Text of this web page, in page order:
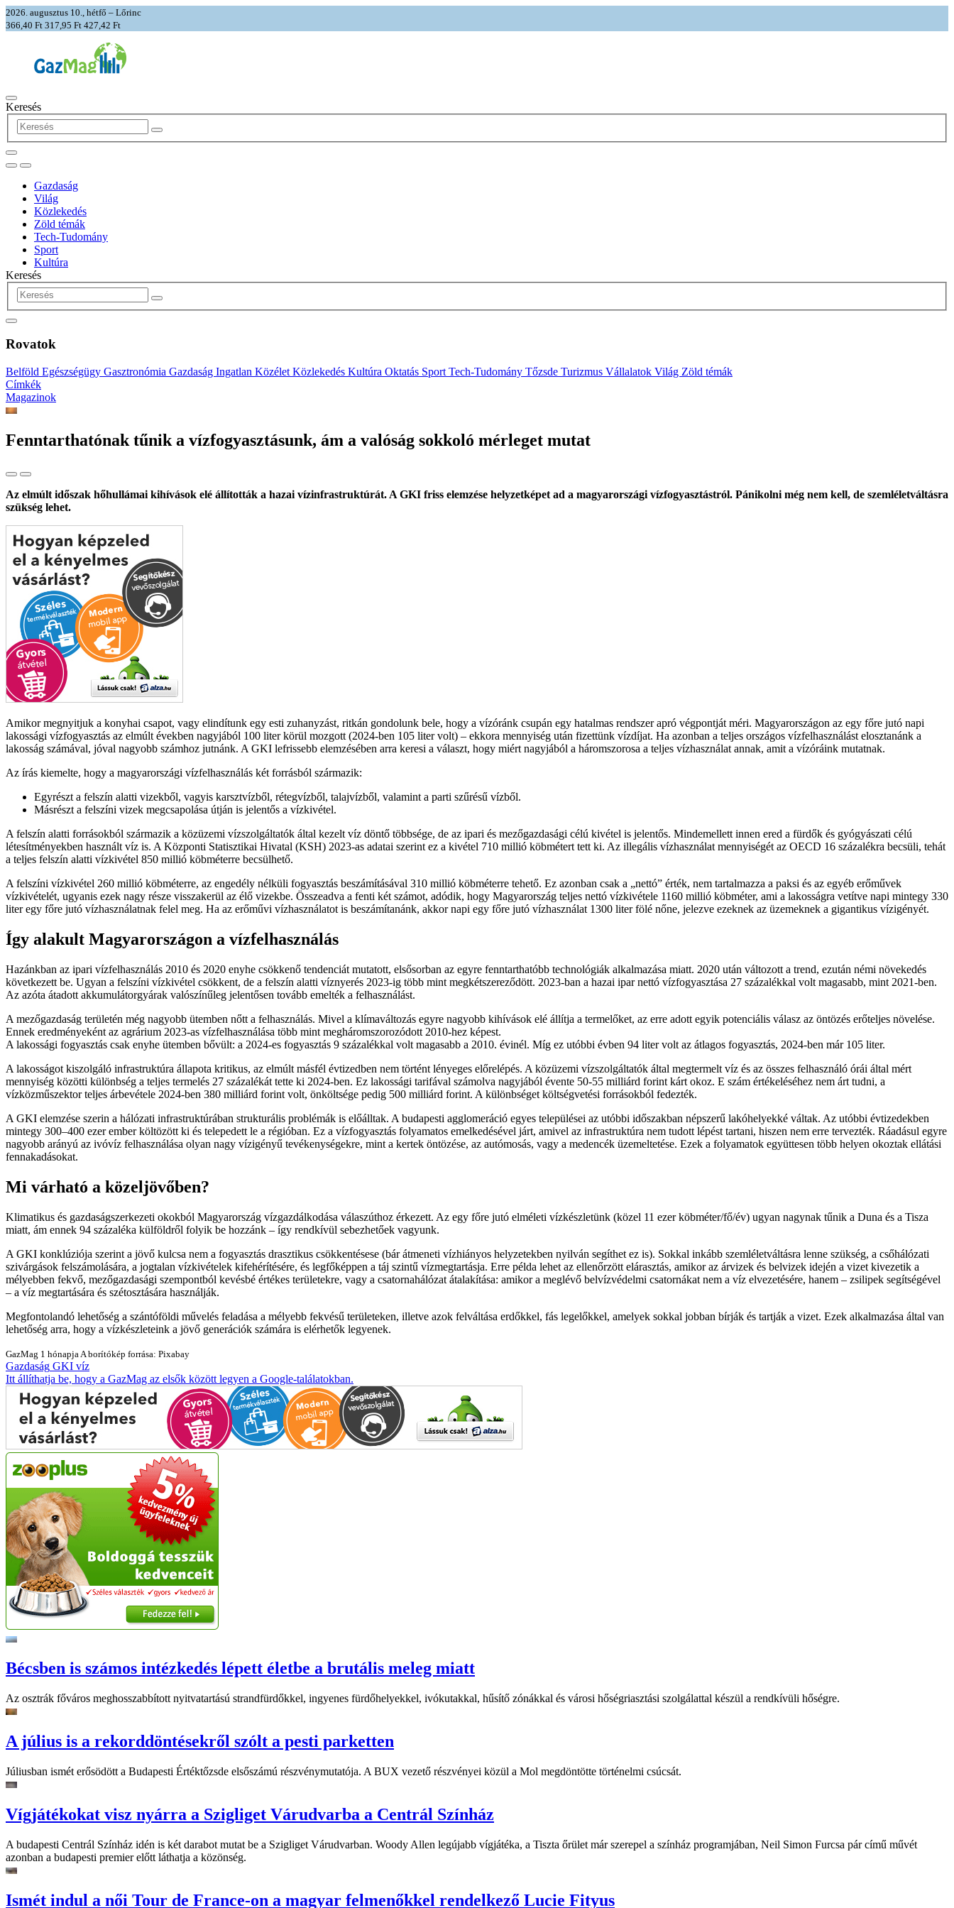
2026. augusztus 10., hétfő – Lőrinc
366,40 Ft 317,95 Ft 427,42 Ft
Keresés
Gazdaság
Világ
Közlekedés
Zöld témák
Tech-Tudomány
Sport
Kultúra
Keresés
Rovatok
Belföld Egészségügy Gasztronómia Gazdaság Ingatlan Közélet Közlekedés Kultúra Oktatás Sport Tech-Tudomány Tőzsde Turizmus Vállalatok Világ Zöld témák
Címkék
Magazinok
Fenntarthatónak tűnik a vízfogyasztásunk, ám a valóság sokkoló mérleget mutat
Az elmúlt időszak hőhullámai kihívások elé állították a hazai vízinfrastruktúrát. A GKI friss elemzése helyzetképet ad a magyarországi vízfogyasztástról. Pánikolni még nem kell, de szemléletváltásra
szükség lehet.
Amikor megnyitjuk a konyhai csapot, vagy elindítunk egy esti zuhanyzást, ritkán gondolunk bele, hogy a vízóránk csupán egy hatalmas rendszer apró végpontját méri. Magyarországon az egy főre jutó napi
lakossági vízfogyasztás az elmúlt években nagyjából 100 liter körül mozgott (2024-ben 105 liter volt) – ekkora mennyiség után fizettünk vízdíjat. Ha azonban a teljes országos vízfelhasználást elosztanánk a
lakosság számával, jóval nagyobb számhoz jutnánk. A GKI lefrissebb elemzésében arra keresi a választ, hogy miért nagyjából a háromszorosa a teljes vízhasználat annak, amit a vízóráink mutatnak.
Az írás kiemelte, hogy a magyarországi vízfelhasználás két forrásból származik:
Egyrészt a felszín alatti vizekből, vagyis karsztvízből, rétegvízből, talajvízből, valamint a parti szűrésű vízből.
Másrészt a felszíni vizek megcsapolása útján is jelentős a vízkivétel.
A felszín alatti forrásokból származik a közüzemi vízszolgáltatók által kezelt víz döntő többsége, de az ipari és mezőgazdasági célú kivétel is jelentős. Mindemellett innen ered a fürdők és gyógyászati célú
létesítményekben használt víz is. A Központi Statisztikai Hivatal (KSH) 2023-as adatai szerint ez a kivétel 710 millió köbmétert tett ki. Az illegális vízhasználat mennyiségét az OECD 16 százalékra becsüli, tehát
a teljes felszín alatti vízkivétel 850 millió köbméterre becsülhető.
A felszíni vízkivétel 260 millió köbméterre, az engedély nélküli fogyasztás beszámításával 310 millió köbméterre tehető. Ez azonban csak a „nettó” érték, nem tartalmazza a paksi és az egyéb erőművek
vízkivételét, ugyanis ezek nagy része visszakerül az élő vizekbe. Összeadva a fenti két számot, adódik, hogy Magyarország teljes nettó vízkivétele 1160 millió köbméter, ami a lakosságra vetítve napi mintegy 330
liter egy főre jutó vízhasználatnak felel meg. Ha az erőművi vízhasználatot is beszámítanánk, akkor napi egy főre jutó vízhasználat 1300 liter fölé nőne, jelezve ezeknek az üzemeknek a gigantikus vízigényét.
Így alakult Magyarországon a vízfelhasználás
Hazánkban az ipari vízfelhasználás 2010 és 2020 enyhe csökkenő tendenciát mutatott, elsősorban az egyre fenntarthatóbb technológiák alkalmazása miatt. 2020 után változott a trend, ezután némi növekedés
következett be. Ugyan a felszíni vízkivétel csökkent, de a felszín alatti víznyerés 2023-ig több mint megkétszereződött. 2023-ban a hazai ipar nettó vízfogyasztása 27 százalékkal volt magasabb, mint 2021-ben.
Az azóta átadott akkumulátorgyárak valószínűleg jelentősen tovább emelték a felhasználást.
A mezőgazdaság területén még nagyobb ütemben nőtt a felhasználás. Mivel a klímaváltozás egyre nagyobb kihívások elé állítja a termelőket, az erre adott egyik potenciális válasz az öntözés erőteljes növelése.
Ennek eredményeként az agrárium 2023-as vízfelhasználása több mint megháromszorozódott 2010-hez képest.
A lakossági fogyasztás csak enyhe ütemben bővült: a 2024-es fogyasztás 9 százalékkal volt magasabb a 2010. évinél. Míg ez utóbbi évben 94 liter volt az átlagos fogyasztás, 2024-ben már 105 liter.
A lakosságot kiszolgáló infrastruktúra állapota kritikus, az elmúlt másfél évtizedben nem történt lényeges előrelépés. A közüzemi vízszolgáltatók által megtermelt víz és az összes felhasználó órái által mért
mennyiség közötti különbség a teljes termelés 27 százalékát tette ki 2024-ben. Ez lakossági tarifával számolva nagyjából évente 50-55 milliárd forint kárt okoz. E szám értékeléséhez nem árt tudni, a
vízközműszektor teljes árbevétele 2024-ben 380 milliárd forint volt, önköltsége pedig 500 milliárd forint. A különbséget költségvetési forrásokból fedezték.
A GKI elemzése szerin a hálózati infrastruktúrában strukturális problémák is előálltak. A budapesti agglomeráció egyes települései az utóbbi időszakban népszerű lakóhelyekké váltak. Az utóbbi évtizedekben
mintegy 300–400 ezer ember költözött ki és telepedett le a régióban. Ez a vízfogyasztás folyamatos emelkedésével járt, amivel az infrastruktúra nem tudott lépést tartani, hiszen nem erre tervezték. Ráadásul egyre
nagyobb arányú az ivóvíz felhasználása olyan nagy vízigényű tevékenységekre, mint a kertek öntözése, az autómosás, vagy a medencék üzemeltetése. Ezek a folyamatok együttesen több helyen okoztak ellátási
fennakadásokat.
Mi várható a közeljövőben?
Klimatikus és gazdaságszerkezeti okokból Magyarország vízgazdálkodása válaszúthoz érkezett. Az egy főre jutó elméleti vízkészletünk (közel 11 ezer köbméter/fő/év) ugyan nagynak tűnik a Duna és a Tisza
miatt, ám ennek 94 százaléka külföldről folyik be hozzánk – így rendkívül sebezhetőek vagyunk.
A GKI konklúziója szerint a jövő kulcsa nem a fogyasztás drasztikus csökkentésese (bár átmeneti vízhiányos helyzetekben nyilván segíthet ez is). Sokkal inkább szemléletváltásra lenne szükség, a csőhálózati
szivárgások felszámolására, a jogtalan vízkivételek kifehérítésére, és legfőképpen a táj szintű vízmegtartásja. Erre példa lehet az ellenőrzött elárasztás, amikor az árvizek és belvizek idején a vizet kivezetik a
mélyebben fekvő, mezőgazdasági szempontból kevésbé értékes területekre, vagy a csatornahálózat átalakítása: amikor a meglévő belvízvédelmi csatornákat nem a víz elvezetésére, hanem – zsilipek segítségével
– a víz megtartására és szétosztására használják.
Megfontolandó lehetőség a szántóföldi művelés feladása a mélyebb fekvésű területeken, illetve azok felváltása erdőkkel, fás legelőkkel, amelyek sokkal jobban bírják és tartják a vizet. Ezek alkalmazása által van
lehetőség arra, hogy a vízkészleteink a jövő generációk számára is elérhetők legyenek.
GazMag 1 hónapja A borítókép forrása: Pixabay
Gazdaság GKI víz
Itt állíthatja be, hogy a GazMag az elsők között legyen a Google-találatokban.
Bécsben is számos intézkedés lépett életbe a brutális meleg miatt
Az osztrák főváros meghosszabbított nyitvatartású strandfürdőkkel, ingyenes fürdőhelyekkel, ivókutakkal, hűsítő zónákkal és városi hőségriasztási szolgálattal készül a rendkívüli hőségre.
A július is a rekorddöntésekről szólt a pesti parketten
Júliusban ismét erősödött a Budapesti Értéktőzsde elsőszámú részvénymutatója. A BUX vezető részvényei közül a Mol megdöntötte történelmi csúcsát.
Vígjátékokat visz nyárra a Szigliget Várudvarba a Centrál Színház
A budapesti Centrál Színház idén is két darabot mutat be a Szigliget Várudvarban. Woody Allen legújabb vígjátéka, a Tiszta őrület már szerepel a színház programjában, Neil Simon Furcsa pár című művét
azonban a budapesti premier előtt láthatja a közönség.
Ismét indul a női Tour de France-on a magyar felmenőkkel rendelkező Lucie Fityus